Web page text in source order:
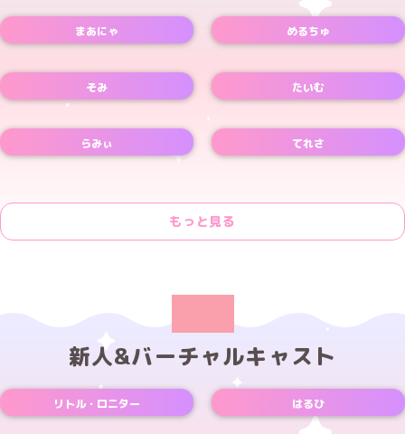
まあにゃ
めるちゅ
そみ
たいむ
らみぃ
てれさ
もっと見る
新人&バーチャルキャスト
リトル・ロニター はるひ